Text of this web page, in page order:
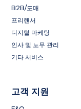
B2B/도매
프리랜서
디지털 마케팅
인사 및 노무 관리
기타 서비스
고객 지원